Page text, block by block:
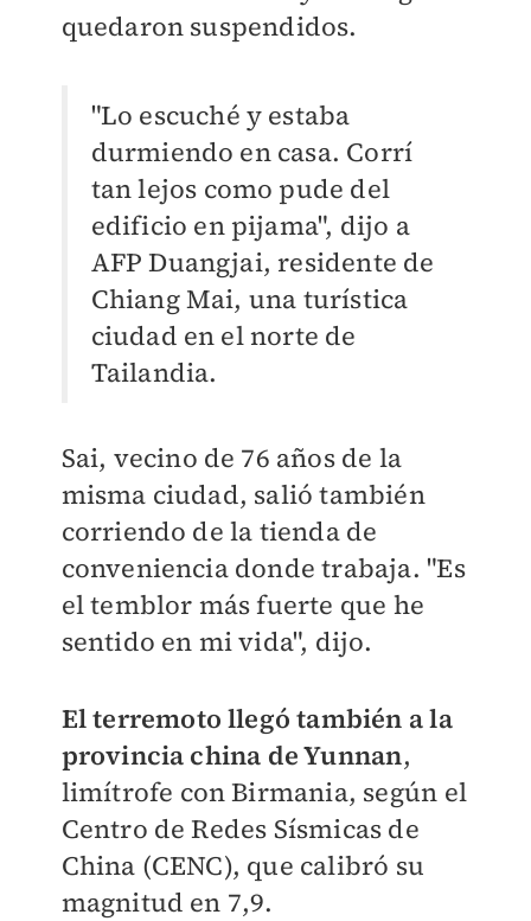
quedaron suspendidos.
"Lo escuché y estaba
durmiendo en casa. Corrí
tan lejos como pude del
edificio en pijama", dijo a
AFP Duangjai, residente de
Chiang Mai, una turística
ciudad en el norte de
Tailandia.
Sai, vecino de 76 años de la
misma ciudad, salió también
corriendo de la tienda de
conveniencia donde trabaja. "Es
el temblor más fuerte que he
sentido en mi vida", dijo.
El terremoto llegó también a la
provincia china de Yunnan,
limítrofe con Birmania, según el
Centro de Redes Sísmicas de
China (CENC), que calibró su
magnitud en 7,9.